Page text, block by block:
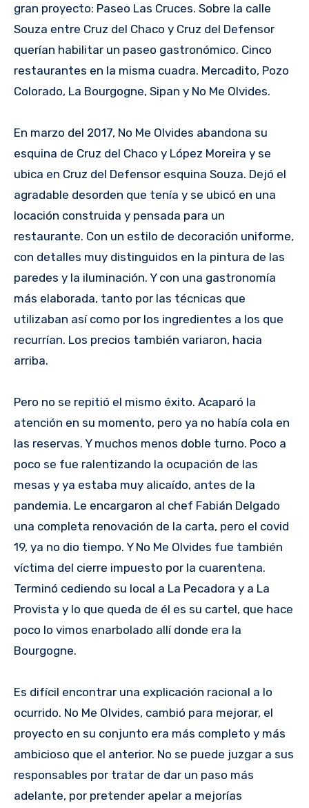
gran proyecto: Paseo Las Cruces. Sobre la calle
Souza entre Cruz del Chaco y Cruz del Defensor
querían habilitar un paseo gastronómico. Cinco
restaurantes en la misma cuadra. Mercadito, Pozo
Colorado, La Bourgogne, Sipan y No Me Olvides.
En marzo del 2017, No Me Olvides abandona su
esquina de Cruz del Chaco y López Moreira y se
ubica en Cruz del Defensor esquina Souza. Dejó el
agradable desorden que tenía y se ubicó en una
locación construida y pensada para un
restaurante. Con un estilo de decoración uniforme,
con detalles muy distinguidos en la pintura de las
paredes y la iluminación. Y con una gastronomía
más elaborada, tanto por las técnicas que
utilizaban así como por los ingredientes a los que
recurrían. Los precios también variaron, hacia
arriba.
Pero no se repitió el mismo éxito. Acaparó la
atención en su momento, pero ya no había cola en
las reservas. Y muchos menos doble turno. Poco a
poco se fue ralentizando la ocupación de las
mesas y ya estaba muy alicaído, antes de la
pandemia. Le encargaron al chef Fabián Delgado
una completa renovación de la carta, pero el covid
19, ya no dio tiempo. Y No Me Olvides fue también
víctima del cierre impuesto por la cuarentena.
Terminó cediendo su local a La Pecadora y a La
Provista y lo que queda de él es su cartel, que hace
poco lo vimos enarbolado allí donde era la
Bourgogne.
Es difícil encontrar una explicación racional a lo
ocurrido. No Me Olvides, cambió para mejorar, el
proyecto en su conjunto era más completo y más
ambicioso que el anterior. No se puede juzgar a sus
responsables por tratar de dar un paso más
adelante, por pretender apelar a mejorías